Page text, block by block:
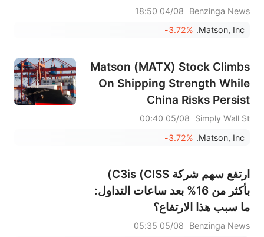
Benzinga News
04/08 18:50
Matson, Inc.
-3.72%
Matson (MATX) Stock Climbs
On Shipping Strength While
China Risks Persist
Simply Wall St
05/08 00:40
Matson, Inc.
-3.72%
ارتفع سهم شركة C3is (CISS)
بأكثر من 16% بعد ساعات التداول:
ما سبب هذا الارتفاع؟
Benzinga News
05/08 05:35